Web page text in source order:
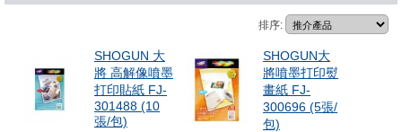
排序:
SHOGUN 大
將 高解像噴墨
打印貼紙 FJ-
301488 (10
張/包)
SHOGUN大
將噴墨打印熨
畫紙 FJ-
300696 (5張/
包)